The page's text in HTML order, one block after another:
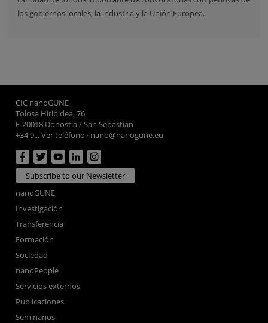
los gobiernos locales, la industria y la Unión Europea.
CIC nanoGUNE
Tolosa Hiribidea, 76
E-20018 Donostia / San Sebastian
+34 9... Ver teléfono · nano@nanogune.eu
Subscribe to our Newsletter
nanoGUNE
Investigación
Transferencia
Formación
Sociedad
nanoPeople
Servicios externos
Publicaciones
Seminarios